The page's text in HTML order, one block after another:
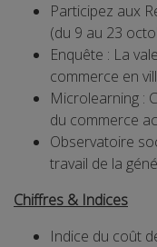
Participez aux
(du 9 au 23
Enquête : La
commerce en
Microlearning :
du commerce
Observatoire
travail de la
Chiffres & Indices
Indice du coût